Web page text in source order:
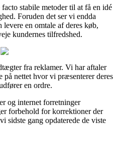
stabile metoder til at få en idé
Foruden det ser vi endda
en omtale af deres køb,
kundernes tilfredshed.
fra reklamer. Vi har aftaler
nettet hvor vi præsenterer deres
en ordre.
og internet forretninger
forbehold for korrektioner der
sidste gang opdaterede de viste